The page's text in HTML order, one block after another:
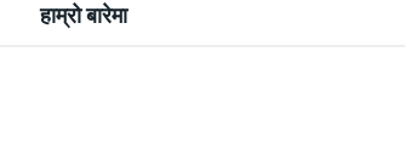
हाम्रो बारेमा